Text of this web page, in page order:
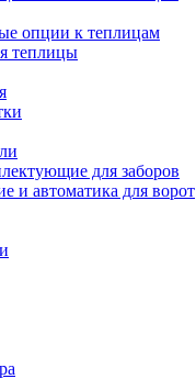
опции к теплицам
теплицы
для заборов
и автоматика для ворот